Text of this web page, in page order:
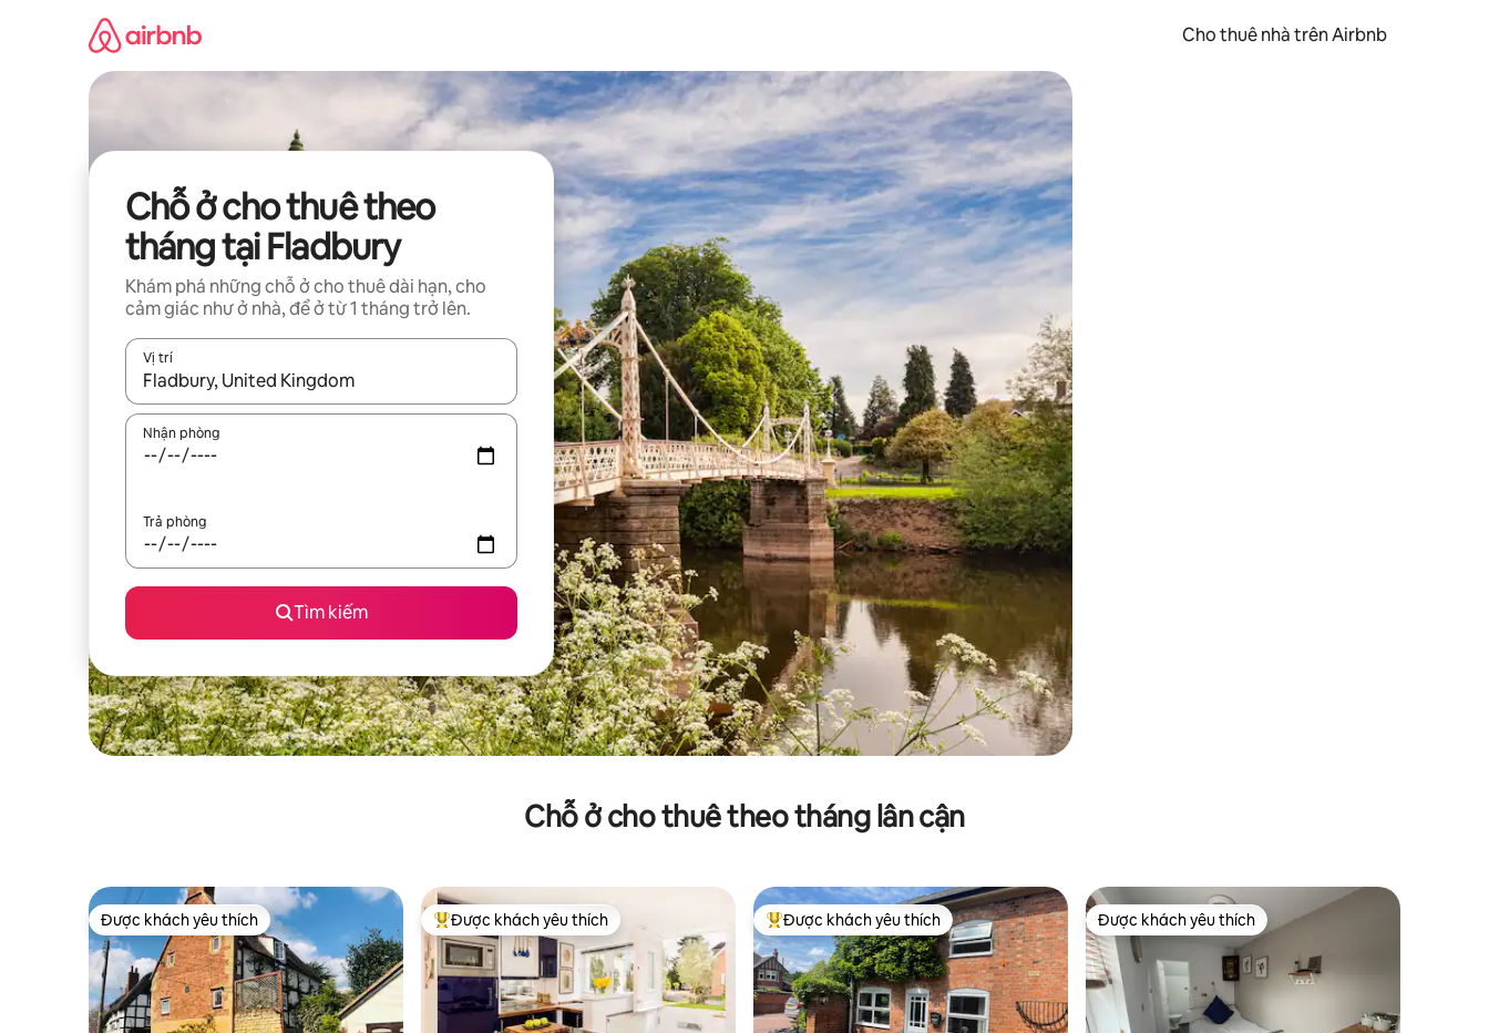
Cho thuê nhà trên Airbnb
Chỗ ở cho thuê theo
tháng tại Fladbury
Khám phá những chỗ ở cho thuê dài hạn, cho
cảm giác như ở nhà, để ở từ 1 tháng trở lên.
Vị trí
Khi có kết quả, hãy điều hướng bằng phím mũi tên lên và xuống hoặc khám phá bằng các thao tác chạm hoặc vuốt.
Nhận phòng
Trả phòng
Tìm kiếm
Chỗ ở cho thuê theo tháng lân cận
Được khách yêu thích
Được khách yêu thích Được khách yêu thích nhất
Được khách yêu thích Được khách yêu thích nhất
Được khách yêu thích Được khách yêu thích
Được khách yêu thích